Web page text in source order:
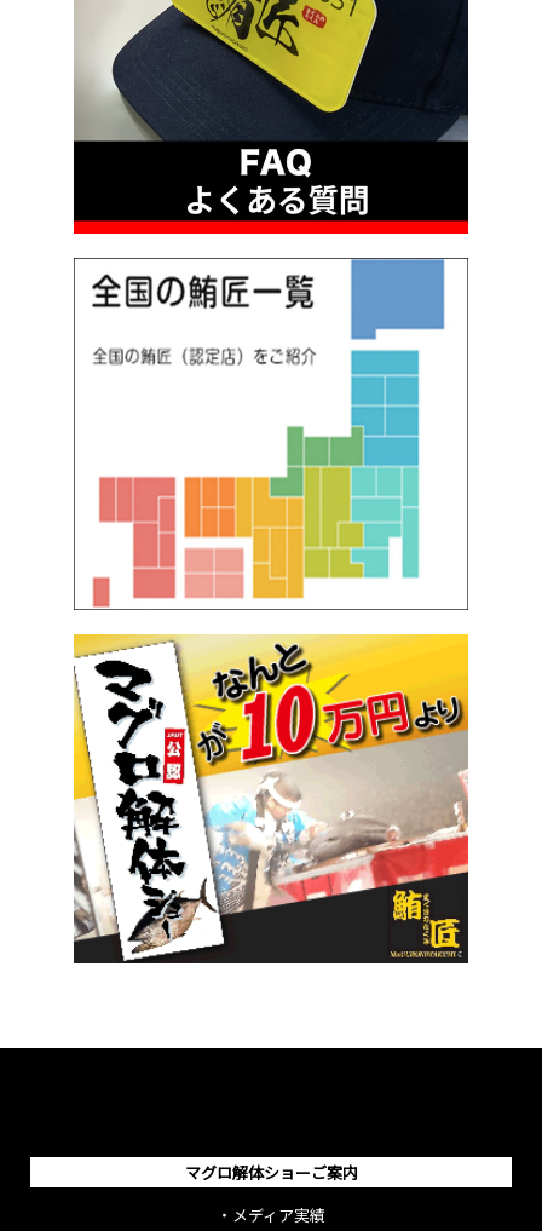
マグロ解体ショーご案内
・ メディア実績